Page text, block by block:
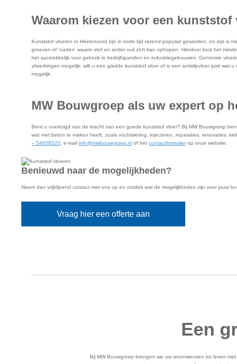
Waarom kiezen voor een kunststof
Kunststof vloeren in Heinenoord zijn in korte tijd razend populair geworden, en dat is
groeven of ‘naden’ waarin stof en ander vuil zich kan ophopen. Hierdoor kost het
het aantrekkelijk voor gebruik in bedrijfspanden en industriegebouwen. Gemorste
afwerkingen mogelijk: wilt u een gladde kunststof vloer of is een antislipvloer juist wat
mogelijk.
MW Bouwgroep als uw expert op
Bent u overtuigd van de kracht van een goede kunststof vloer? Bij MW Bouwgroep
wat met beton te maken heeft, zoals vochtwering, injecteren, reparaties, renovaties,
– 54658520 , e-mail info@mwbouwgroep.nl of het contactformulierop onze website.
Benieuwd naar de mogelijkheden?
Neem dan vrijblijvend contact met ons op en ontdek wat de mogelijkheden zijn voor jouw
Vraag hier een offerte aan
Een
Bij MW Bouwgroep brengen we uw woonwensen tot leven